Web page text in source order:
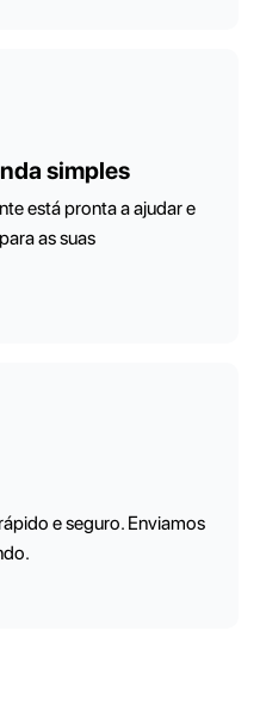
simples
está pronta a ajudar e
as suas
e seguro. Enviamos